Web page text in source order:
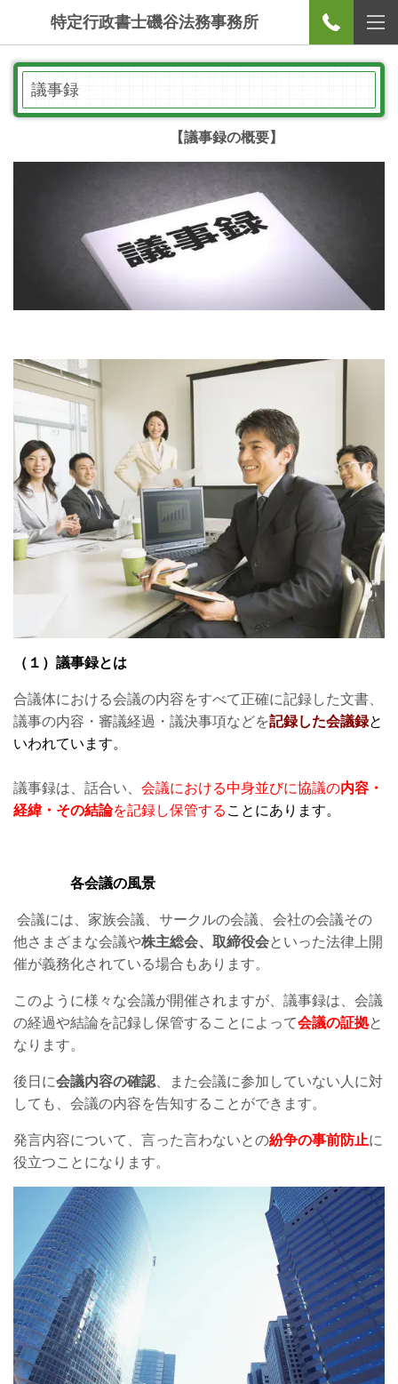
特定行政書士磯谷法務事務所
議事録
【議事録の概要】
（１）議事録とは
合議体における会議の内容をすべて正確に記録した文書、
議事の内容・審議経過・議決事項などを記録した会議録と
いわれています。
議事録は、話合い、 会議における中身並びに協議の内容・
経緯・その結論を記録し保管する ことにあります。
各会議の風景
会議には、家族会議、サークルの会議、会社の会議その
他さまざまな会議や株主総会、取締役会といった法律上開
催が義務化されている場合もあります。
このように様々な会議が開催されますが、議事録は、会議
の経過や結論を記録し保管することによって会議の証拠と
なります。
後日に会議内容の確認 、また会議に参加していない人に対
しても、会議の内容を告知することができます。
発言内容について、言った言わないとの紛争の事前防止に
役立つことになります。